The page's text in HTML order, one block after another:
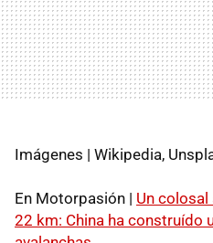
Imágenes | Wikipedia,
En Motorpasión | Un colosal
22 km: China ha construído